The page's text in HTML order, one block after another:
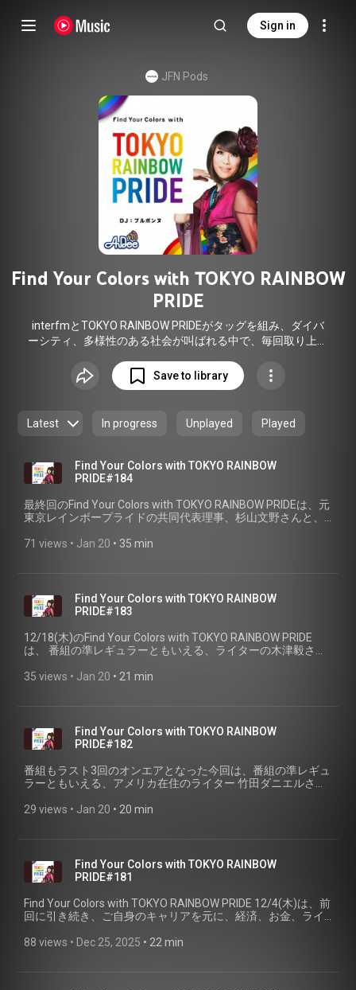
Sign in
JFN Pods
Find Your Colors with TOKYO RAINBOW
PRIDE
interfmとTOKYO RAINBOW PRIDEがタッグを組み、ダイバ
ーシティ、多様性のある社会が叫ばれる中で、毎回取り上げ
残る、様々な問題を可視化し、本当の意味での多様性と、愛
のある社会を目指していく番組です。
Save to library
Latest In progress Unplayed Played
Find Your Colors with TOKYO RAINBOW
PRIDE#184
最終回のFind Your Colors with TOKYO RAINBOW PRIDEは、元
東京レインボープライドの共同代表理事、杉山文野さんと、
た。3年8ヶ月という長い間、 お聴きいただいたみなさん、あ
71 views • Jan 20 • 35 min
Find Your Colors with TOKYO RAINBOW
PRIDE#183
12/18(木)のFind Your Colors with TOKYO RAINBOW PRIDE
は、 番組の準レギュラーともいえる、ライターの木津毅さん
ピックスをご紹介していただきます。 また後半では、ブルボ
35 views • Jan 20 • 21 min
Find Your Colors with TOKYO RAINBOW
PRIDE#182
番組もラスト3回のオンエアとなった今回は、番組の準レギュ
ラーともいえる、アメリカ在住のライター 竹田ダニエルさん
ックスをご紹介して頂きました。
29 views • Jan 20 • 20 min
Find Your Colors with TOKYO RAINBOW
PRIDE#181
Find Your Colors with TOKYO RAINBOW PRIDE 12/4(木)は、前
回に引き続き、ご自身のキャリアを元に、経済、お金、ライ
しているニューレディ、肉乃小路ニクヨさんをお迎えしま
88 views • Dec 25, 2025 • 22 min